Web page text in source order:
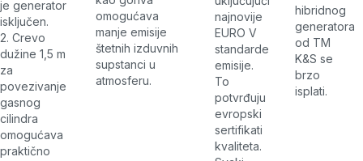
je generator
isključen.
2. Crevo
dužine 1,5 m
za
povezivanje
gasnog
cilindra
omogućava
praktično
omogućava
manje emisije
štetnih izduvnih
supstanci u
atmosferu.
najnovije
EURO V
standarde
emisije.
To
potvrđuju
evropski
sertifikati
kvaliteta.
hibridnog
generatora
od TM
K&S se
brzo
isplati.